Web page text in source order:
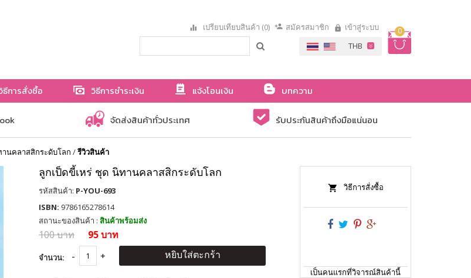
0
เปรียบเทียบสินค้า (0) สมัครสมาชิก เข้าสู่ระบบ
ธีการสั่งซื้อ วิธีการชำระเงิน แจ้งโอนเงิน
บทความ
จัดส่งสินค้าทั่วประเทศ รับประกันสินค้าถึงมือแน่นอน
านคลาสสิกระดับโลก /รีวิวสินค้า
ลูกเป็ดขี้เหร่ ชุด นิทานคลาสสิกระดับโลก
รหัสสินค้า: P-YOU-693
ISBN: 9786165278614
สถานะของสินค้า : สินค้าพร้อมส่ง
100 บาท 95 บาท
จำนวน: หยิบใส่ตะกร้า
วิธีการสั่งซื้อ
เป็นคนแรกที่วิจารณ์สินค้านี้